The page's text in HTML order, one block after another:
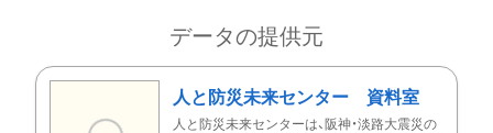
データの提供元
人と防災未来センター 資料室
人と防災未来センターは、阪神・淡路大震災の